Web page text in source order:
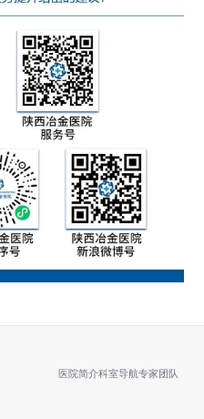
医院简介科室导航专家团队